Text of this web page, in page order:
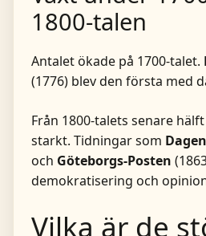
1800-talen
Antalet ökade på 1700-talet.
(1776) blev den första med
Från 1800-talets senare
starkt. Tidningar som
och Göteborgs-Posten
demokratisering och
Vilka är de